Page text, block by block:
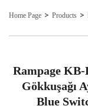
Home Page Products
Rampage
Gökkuşağı
Blue